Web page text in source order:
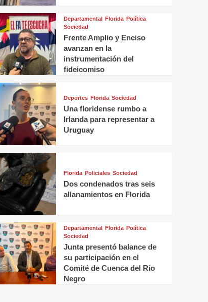
Departamental Florida Política
Sociedad
Frente Amplio y Enciso
avanzan en la
instrumentación del
fideicomiso
Deportes Florida Sociedad
Una floridense rumbo a
Irlanda para representar a
Uruguay
Florida Policiales Sociedad
Dos condenados tras seis
allanamientos en Florida
Departamental Florida Política
Sociedad
Junta presentó balance de
su participación en el
Comité de Cuenca del Río
Negro